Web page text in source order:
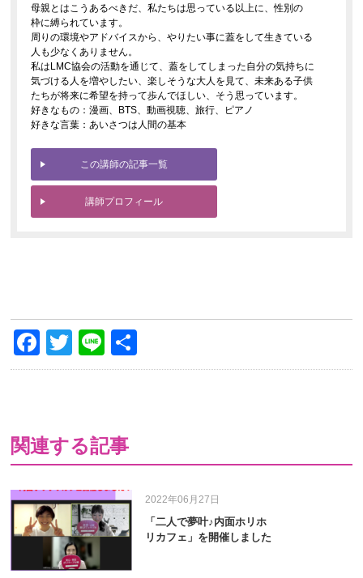
母親とはこうあるべきだ、私たちは思っている以上に、性別の
枠に縛られています。
周りの環境やアドバイスから、やりたい事に蓋をして生きている
人も少なくありません。
私はLMC協会の活動を通じて、蓋をしてしまった自分の気持ちに
気づける人を増やしたい、楽しそうな大人を見て、未来ある子供
たちが将来に希望を持って歩んでほしい、そう思っています。
好きなもの：漫画、BTS、動画視聴、旅行、ピアノ
好きな言葉：あいさつは人間の基本
この講師の記事一覧
講師プロフィール
Facebook
Twitter
Line
有
関連する記事
2022年06月27日
「二人で夢叶♪内面ホリホ
リカフェ」を開催しました